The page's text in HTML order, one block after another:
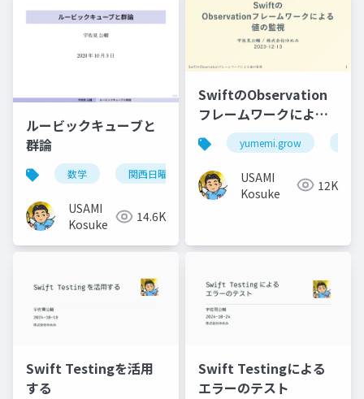
ルービックキューブと
群論
数学 関西日曜数学友の会
USAMI
Kosuke
14.6K
SwiftのObservation
フレームワークによる
値の監視yumemi.grow
USAMI
Kosuke
12K
Swift Testingを活用
する
Swift Testingによる
エラーのテスト